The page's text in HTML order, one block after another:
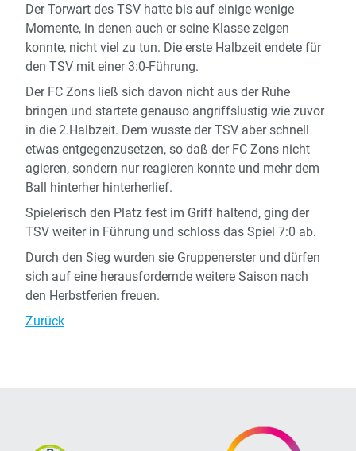
Der Torwart des TSV hatte bis auf einige wenige
Momente, in denen auch er seine Klasse zeigen
konnte, nicht viel zu tun. Die erste Halbzeit endete für
den TSV mit einer 3:0-Führung.
Der FC Zons ließ sich davon nicht aus der Ruhe
bringen und startete genauso angriffslustig wie zuvor
in die 2.Halbzeit. Dem wusste der TSV aber schnell
etwas entgegenzusetzen, so daß der FC Zons nicht
agieren, sondern nur reagieren konnte und mehr dem
Ball hinterher hinterherlief.
Spielerisch den Platz fest im Griff haltend, ging der
TSV weiter in Führung und schloss das Spiel 7:0 ab.
Durch den Sieg wurden sie Gruppenerster und dürfen
sich auf eine herausfordernde weitere Saison nach
den Herbstferien freuen.
Zurück